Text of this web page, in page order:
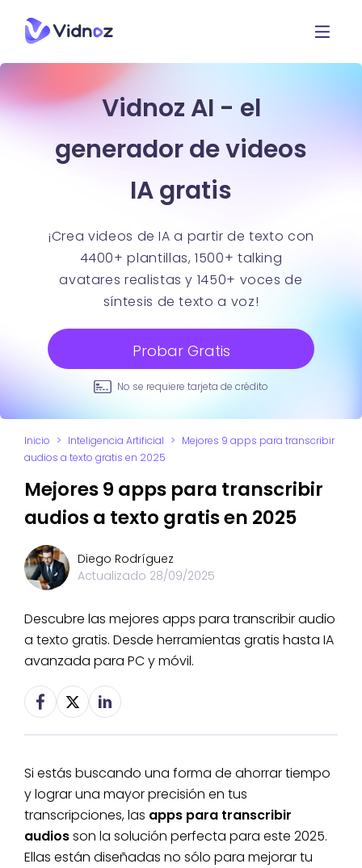
Vidnoz AI - el
generador de videos
IA gratis
¡Crea videos de IA a partir de texto con
4400+ plantillas, 1500+ talking
avatares realistas y 1450+ voces de
síntesis de texto a voz!
Probar Gratis
No se requiere tarjeta de crédito
Inicio > Inteligencia Artificial > Mejores 9 apps para transcribir
audios a texto gratis en 2025
Mejores 9 apps para transcribir
audios a texto gratis en 2025
Diego Rodríguez
Actualizado 28/09/2025
Descubre las mejores apps para transcribir audio
a texto gratis. Desde herramientas gratis hasta IA
avanzada para PC y móvil.
Si estás buscando una forma de ahorrar tiempo
y lograr una mayor precisión en tus
transcripciones, las apps para transcribir
audiosson la solución perfecta para este 2025.
Ellas están diseñadas no sólo para mejorar tu